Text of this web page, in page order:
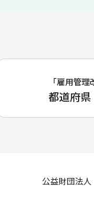
「雇用管
都道府
公益財団法